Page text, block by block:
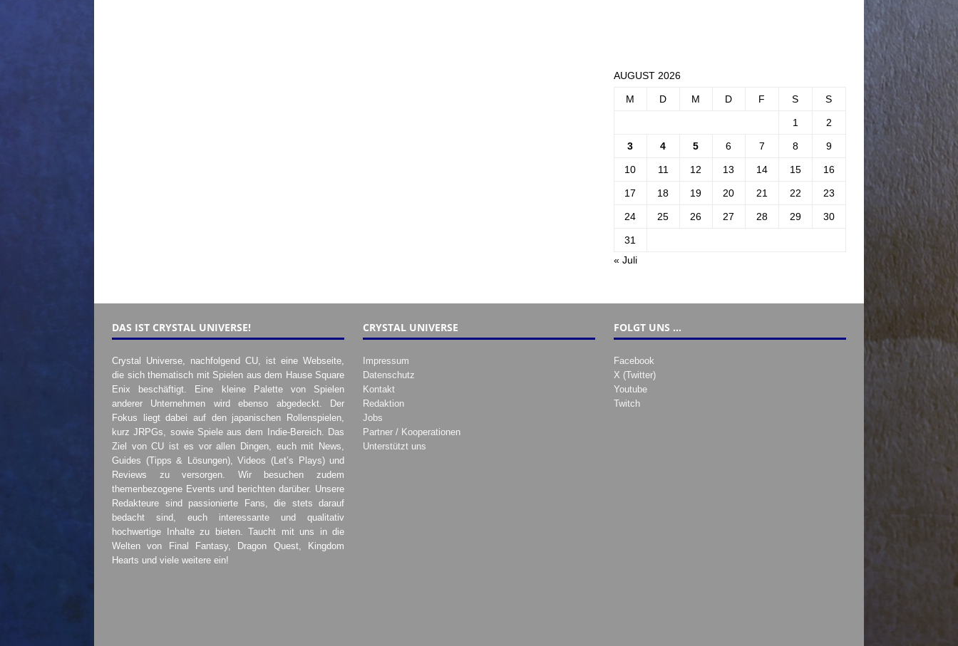
AUGUST 2026
M D M D F S S
1 2
3 4 5 6 7 8 9
10 11 12 13 14 15 16
17 18 19 20 21 22 23
24 25 26 27 28 29 30
31
« Juli
DAS IST CRYSTAL UNIVERSE!
Crystal Universe, nachfolgend CU, ist eine Webseite,
die sich thematisch mit Spielen aus dem Hause Square
Enix beschäftigt. Eine kleine Palette von Spielen
anderer Unternehmen wird ebenso abgedeckt. Der
Fokus liegt dabei auf den japanischen Rollenspielen,
kurz JRPGs, sowie Spiele aus dem Indie-Bereich. Das
Ziel von CU ist es vor allen Dingen, euch mit News,
Guides (Tipps & Lösungen), Videos (Let’s Plays) und
Reviews zu versorgen. Wir besuchen zudem
themenbezogene Events und berichten darüber. Unsere
Redakteure sind passionierte Fans, die stets darauf
bedacht sind, euch interessante und qualitativ
hochwertige Inhalte zu bieten. Taucht mit uns in die
Welten von Final Fantasy, Dragon Quest, Kingdom
Hearts und viele weitere ein!
CRYSTAL UNIVERSE
Impressum
Datenschutz
Kontakt
Redaktion
Jobs
Partner / Kooperationen
Unterstützt uns
FOLGT UNS …
Facebook
X (Twitter)
Youtube
Twitch